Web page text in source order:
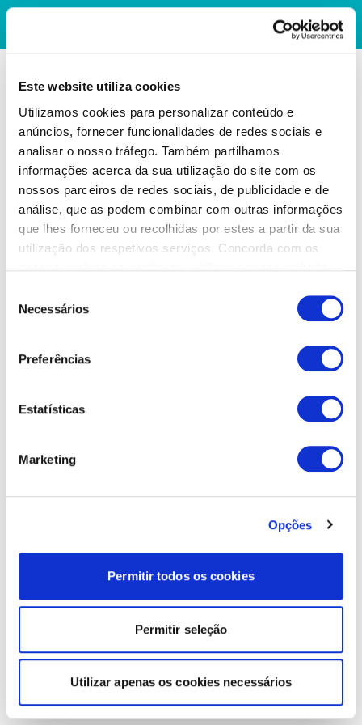
Este website utiliza cookies
Utilizamos cookies para personalizar conteúdo e
anúncios, fornecer funcionalidades de redes sociais e
analisar o nosso tráfego. Também partilhamos
informações acerca da sua utilização do site com os
nossos parceiros de redes sociais, de publicidade e de
análise, que as podem combinar com outras informações
que lhes forneceu ou recolhidas por estes a partir da sua
utilização dos respetivos serviços. Concorda com os
Necessários
Preferências
Estatísticas
Marketing
Opções
Permitir todos os cookies
Permitir seleção
Utilizar apenas os cookies necessários